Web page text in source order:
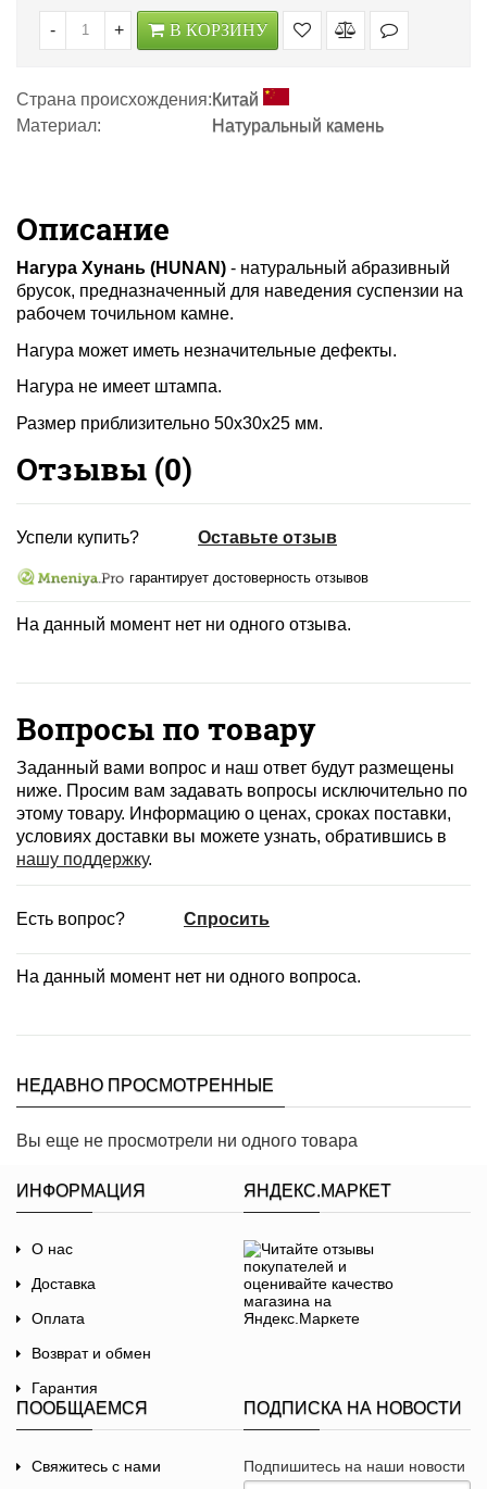
- + В КОРЗИНУ
Страна происхождения:Китай
Материал:
Натуральный камень
Описание
Нагура Хунань (HUNAN) - натуральный абразивный
брусок, предназначенный для наведения суспензии на
рабочем точильном камне.
Нагура может иметь незначительные дефекты.
Нагура не имеет штампа.
Размер приблизительно 50х30х25 мм.
Отзывы (0)
Успели купить? Оставьте отзыв
гарантирует достоверность отзывов
На данный момент нет ни одного отзыва.
Вопросы по товару
Заданный вами вопрос и наш ответ будут размещены
ниже. Просим вам задавать вопросы исключительно по
этому товару. Информацию о ценах, сроках поставки,
условиях доставки вы можете узнать, обратившись в
нашу поддержку.
Есть вопрос? Спросить
На данный момент нет ни одного вопроса.
НЕДАВНО ПРОСМОТРЕННЫЕ
Вы еще не просмотрели ни одного товара
ИНФОРМАЦИЯ
О нас
Доставка
Оплата
Возврат и обмен
Гарантия
Договор-оферта
Политика
конфиденциальности
ЯНДЕКС.МАРКЕТ
ПООБЩАЕМСЯ
Свяжитесь с нами
ПОДПИСКА НА НОВОСТИ
Подпишитесь на наши новости